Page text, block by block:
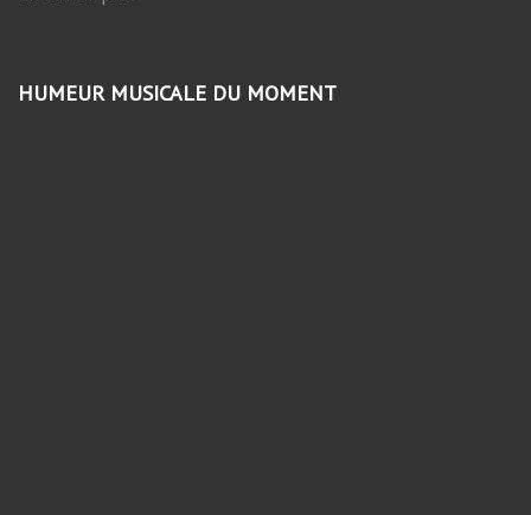
HUMEUR MUSICALE DU MOMENT